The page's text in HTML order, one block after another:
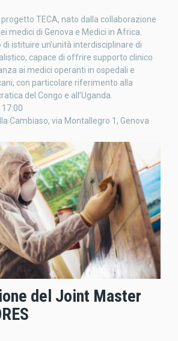
TECA, nato dalla collaborazione
medici di Genova e Medici in Africa.
di istituire un’unità interdisciplinare di
capace di offrire supporto clinico
ai medici operanti in ospedali e
con particolare riferimento alla
del Congo e all’Uganda.
Cambiaso, via Montallegro 1, Genova
del Joint Master